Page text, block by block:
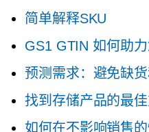
简单解释SKU
GS1 GTIN 如何助
预测需求：避免缺
找到存储产品的最
如何在不影响销售